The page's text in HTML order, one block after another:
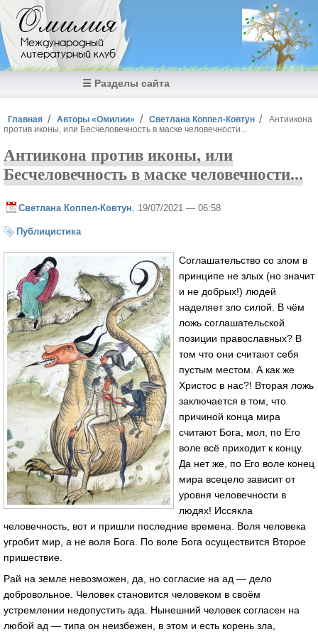
Перейти к основному содержанию
Омилия
Международный
литературный клуб
☰ Разделы сайта
Вы здесь
Главная Авторы «Омилии» Светлана Коппел-Ковтун
Антиикона
против иконы, или Бесчеловечность в маске человечности...
Антиикона против иконы, или
Бесчеловечность в маске человечности...
Светлана Коппел-Ковтун , 19/07/2021 — 06:58
Публицистика
Соглашательство со злом в
принципе не злых (но значит
и не добрых!) людей
наделяет зло силой. В чём
ложь соглашательской
позиции православных? В
том что они считают себя
пустым местом. А как же
Христос в нас?! Вторая ложь
заключается в том, что
причиной конца мира
считают Бога, мол, по Его
воле всё приходит к концу.
Да нет же, по Его воле конец
мира всецело зависит от
уровня человечности в
людях! Иссякла
человечность, вот и пришли последние времена. Воля человека
угробит мир, а не воля Бога. По воле Бога осуществится Второе
пришествие.
Рай на земле невозможен, да, но согласие на ад — дело
добровольное. Человек становится человеком в своём
устремлении недопустить ада. Нынешний человек согласен на
любой ад — типа он неизбежен, в этом и есть корень зла,